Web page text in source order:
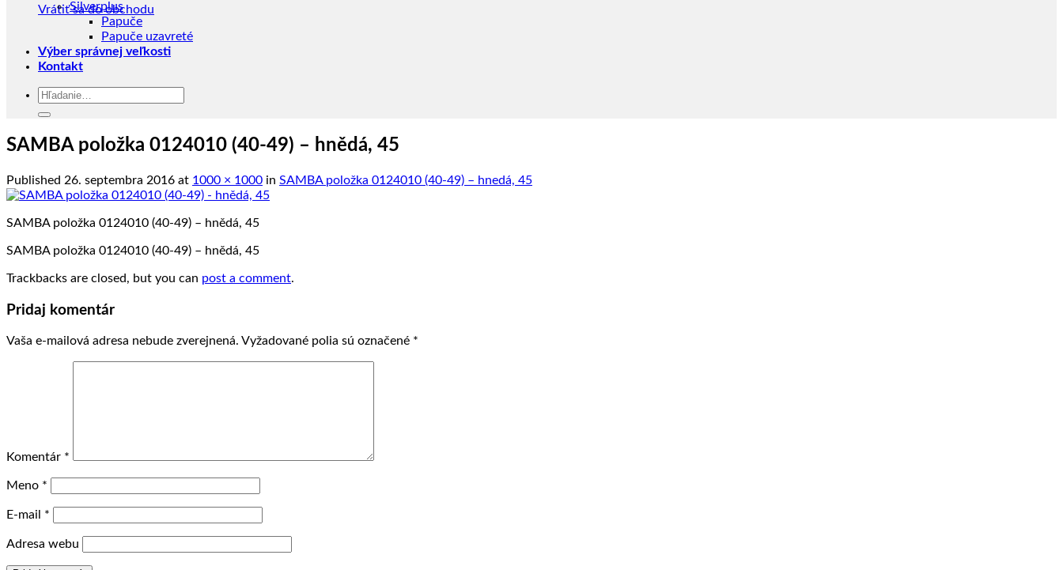
Vrátiť sa do obchodu
Silverplus
Papuče
Papuče uzavreté
Výber správnej veľkosti
Kontakt
Hľadať:
SAMBA položka 0124010 (40-49) – hnědá, 45
Published 26. septembra 2016 at 1000 × 1000 in SAMBA položka 0124010 (40-49) – hnedá, 45
SAMBA položka 0124010 (40-49) – hnědá, 45
SAMBA položka 0124010 (40-49) – hnědá, 45
Trackbacks are closed, but you can post a comment.
Pridaj komentár
Vaša e-mailová adresa nebude zverejnená. Vyžadované polia sú označené *
Komentár *
Meno *
E-mail *
Adresa webu